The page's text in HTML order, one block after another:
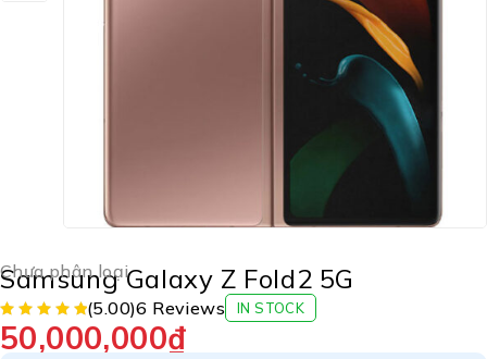
Chưa phân loại
Samsung Galaxy Z Fold2 5G
(5.00)6 Reviews IN STOCK
50,000,000₫